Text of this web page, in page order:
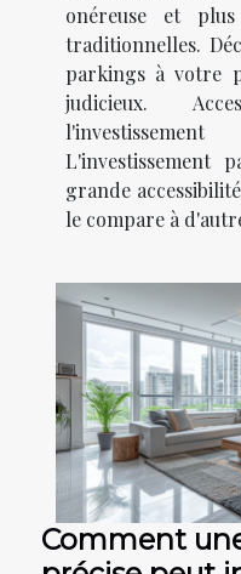
onéreuse et
traditionnelles.
parkings à votre
judicieux.
L'investissement
grande
le compare à
Comment